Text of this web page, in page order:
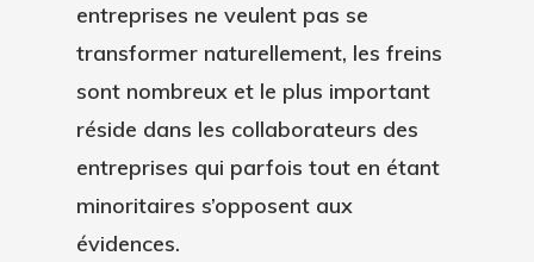
entreprises ne veulent pas se
transformer naturellement, les freins
sont nombreux et le plus important
réside dans les collaborateurs des
entreprises qui parfois tout en étant
minoritaires s’opposent aux
évidences.